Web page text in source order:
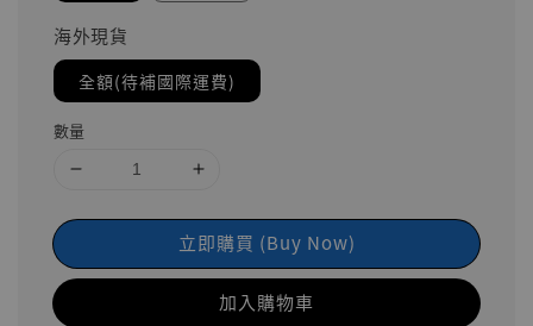
海外現貨
全額(待補國際運費)
數量
立即購買 (Buy Now)
加入購物車